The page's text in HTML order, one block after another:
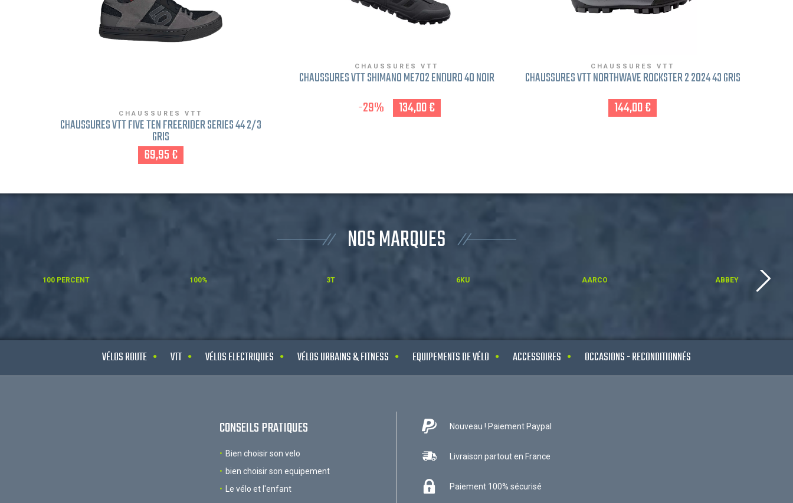
CHAUSSURES VTT
CHAUSSURES VTT FIVE TEN FREERIDER SERIES 44 2/3
GRIS
69,95 €
CHAUSSURES VTT
CHAUSSURES VTT SHIMANO ME702 ENDURO 40 NOIR
-29% 134,00 €
CHAUSSURES VTT
CHAUSSURES VTT NORTHWAVE ROCKSTER 2 2024 43 GRIS
144,00 €
NOS MARQUES
100 PERCENT 100% 3T 6KU AARCO ABBEY
VÉLOS ROUTE VTT VÉLOS ELECTRIQUES VÉLOS URBAINS & FITNESS EQUIPEMENTS DE VÉLO ACCESSOIRES OCCASIONS - RECONDITIONNÉS
CONSEILS PRATIQUES
Bien choisir son velo
bien choisir son equipement
Le vélo et l'enfant
Nouveau ! Paiement Paypal
Livraison partout en France
Paiement 100% sécurisé